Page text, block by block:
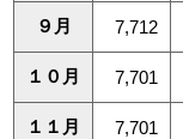
９月 7,712
１０月 7,701
１１月 7,701